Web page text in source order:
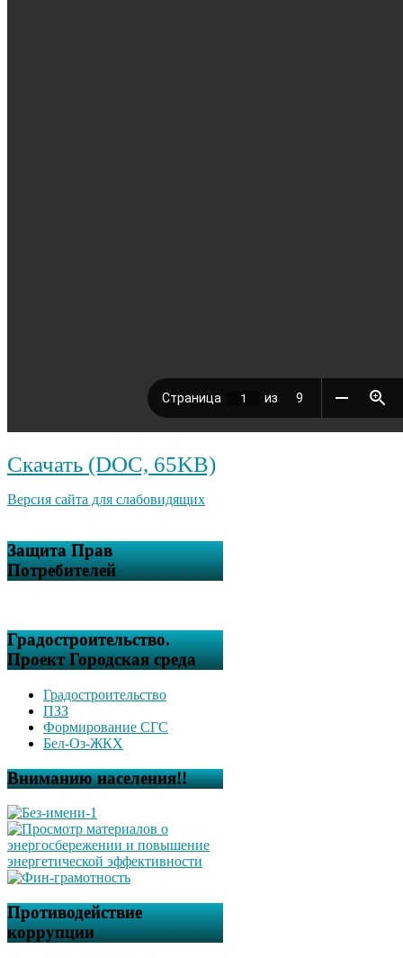
Скачать (DOC, 65KB)
Версия сайта для слабовидящих
Защита Прав
Потребителей
Градостроительство.
Проект Городская среда
Градостроительство
ПЗЗ
Формирование СГС
Бел-Оз-ЖКХ
Вниманию населения!!
Противодействие
коррупции